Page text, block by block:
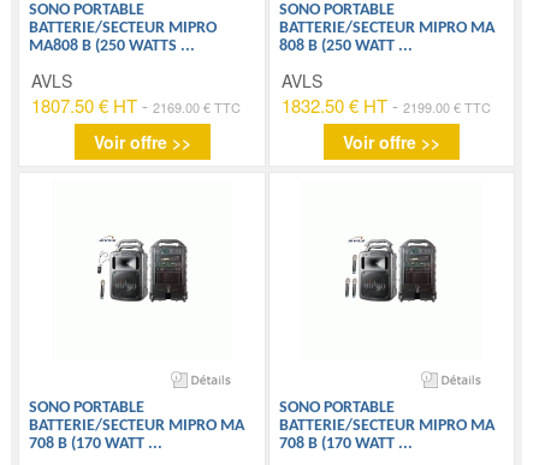
SONO PORTABLE
BATTERIE/SECTEUR MIPRO
MA808 B (250 WATTS ...
AVLS
1807.50 € HT -2169.00 € TTC
Voir offre >>
SONO PORTABLE
BATTERIE/SECTEUR MIPRO MA
808 B (250 WATT ...
AVLS
1832.50 € HT- 2199.00 € TTC
Voir offre >>
SONO PORTABLE
BATTERIE/SECTEUR MIPRO MA
708 B (170 WATT ...
SONO PORTABLE
BATTERIE/SECTEUR MIPRO MA
708 B (170 WATT ...